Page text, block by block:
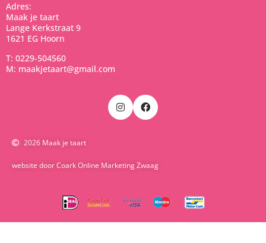
Adres:
Maak je taart
Lange Kerkstraat 9
1621 EG Hoorn
T: 0229-504560
M: maakjetaart@gmail.com
2026 Maak je taart
website door Coark Online Marketing Zwaag